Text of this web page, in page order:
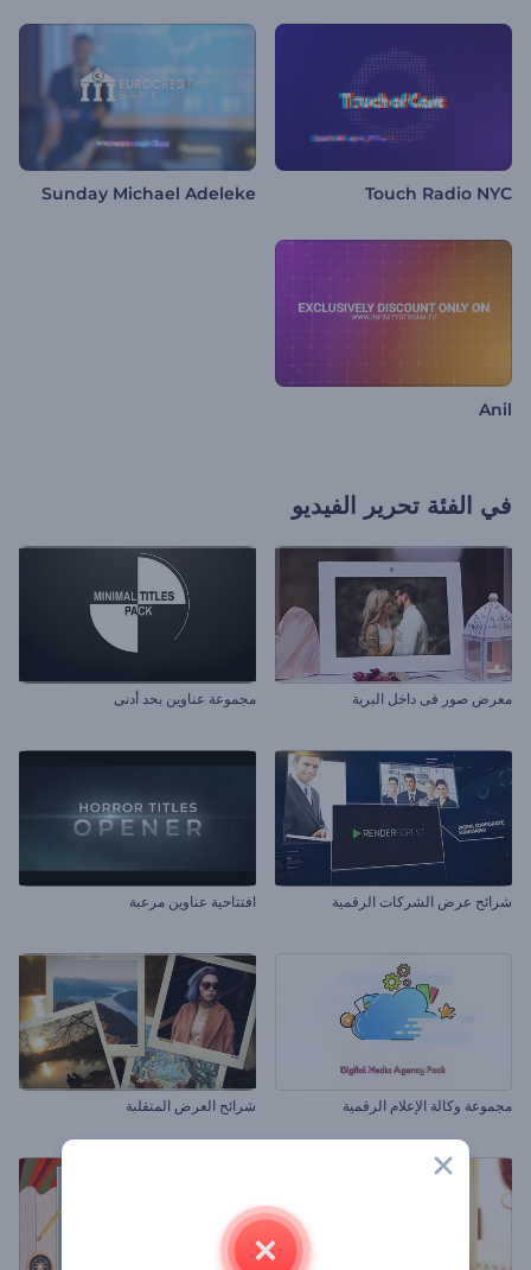
Touch Radio NYC
Sunday Michael Adeleke
Anil
في الفئة تحرير الفيديو
معرض صور فى داخل البرية مجموعة عناوين بحد أدنى
شرائح عرض الشركات الرقمية افتتاحية عناوين مرعبة
مجموعة وكالة الإعلام الرقمية شرائح العرض المتقلبة